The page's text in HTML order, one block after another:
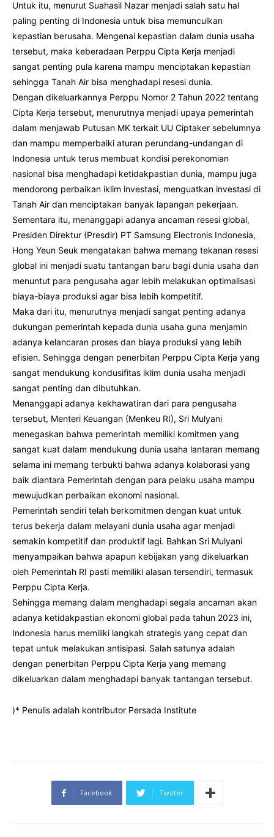
Untuk itu, menurut Suahasil Nazar menjadi salah satu hal
paling penting di Indonesia untuk bisa memunculkan
kepastian berusaha. Mengenai kepastian dalam dunia usaha
tersebut, maka keberadaan Perppu Cipta Kerja menjadi
sangat penting pula karena mampu menciptakan kepastian
sehingga Tanah Air bisa menghadapi resesi dunia.
Dengan dikeluarkannya Perppu Nomor 2 Tahun 2022 tentang
Cipta Kerja tersebut, menurutnya menjadi upaya pemerintah
dalam menjawab Putusan MK terkait UU Ciptaker sebelumnya
dan mampu memperbaiki aturan perundang-undangan di
Indonesia untuk terus membuat kondisi perekonomian
nasional bisa menghadapi ketidakpastian dunia, mampu juga
mendorong perbaikan iklim investasi, menguatkan investasi di
Tanah Air dan menciptakan banyak lapangan pekerjaan.
Sementara itu, menanggapi adanya ancaman resesi global,
Presiden Direktur (Presdir) PT Samsung Electronis Indonesia,
Hong Yeun Seuk mengatakan bahwa memang tekanan resesi
global ini menjadi suatu tantangan baru bagi dunia usaha dan
menuntut para pengusaha agar lebih melakukan optimalisasi
biaya-biaya produksi agar bisa lebih kompetitif.
Maka dari itu, menurutnya menjadi sangat penting adanya
dukungan pemerintah kepada dunia usaha guna menjamin
adanya kelancaran proses dan biaya produksi yang lebih
efisien. Sehingga dengan penerbitan Perppu Cipta Kerja yang
sangat mendukung kondusifitas iklim dunia usaha menjadi
sangat penting dan dibutuhkan.
Menanggapi adanya kekhawatiran dari para pengusaha
tersebut, Menteri Keuangan (Menkeu RI), Sri Mulyani
menegaskan bahwa pemerintah memiliki komitmen yang
sangat kuat dalam mendukung dunia usaha lantaran memang
selama ini memang terbukti bahwa adanya kolaborasi yang
baik diantara Pemerintah dengan para pelaku usaha mampu
mewujudkan perbaikan ekonomi nasional.
Pemerintah sendiri telah berkomitmen dengan kuat untuk
terus bekerja dalam melayani dunia usaha agar menjadi
semakin kompetitif dan produktif lagi. Bahkan Sri Mulyani
menyampaikan bahwa apapun kebijakan yang dikeluarkan
oleh Pemerintah RI pasti memiliki alasan tersendiri, termasuk
Perppu Cipta Kerja.
Sehingga memang dalam menghadapi segala ancaman akan
adanya ketidakpastian ekonomi global pada tahun 2023 ini,
Indonesia harus memiliki langkah strategis yang cepat dan
tepat untuk melakukan antisipasi. Salah satunya adalah
dengan penerbitan Perppu Cipta Kerja yang memang
dikeluarkan dalam menghadapi banyak tantangan tersebut.
)* Penulis adalah kontributor Persada Institute
Facebook Twitter